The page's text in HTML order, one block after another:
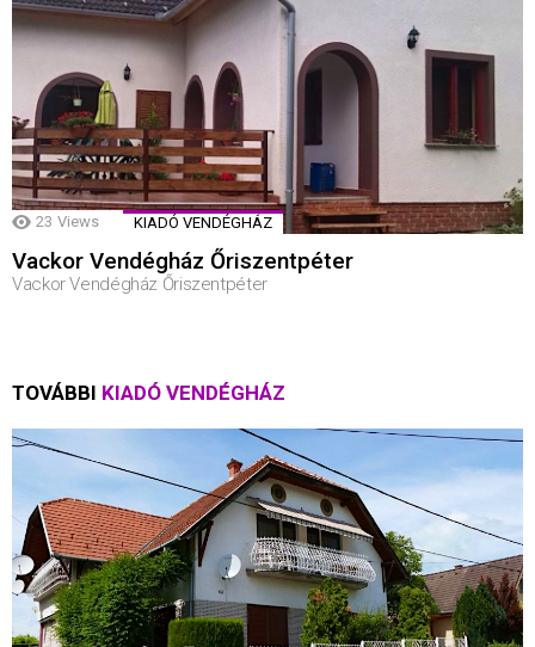
23 Views KIADÓ VENDÉGHÁZ
Vackor Vendégház Őriszentpéter
Vackor Vendégház Őriszentpéter
TOVÁBBI KIADÓ VENDÉGHÁZ